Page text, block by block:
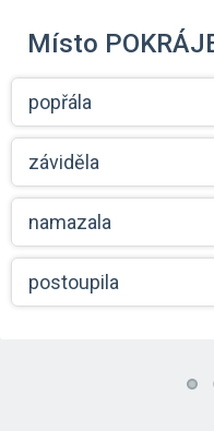
Místo
popřála
záviděla
namazala
postoupila